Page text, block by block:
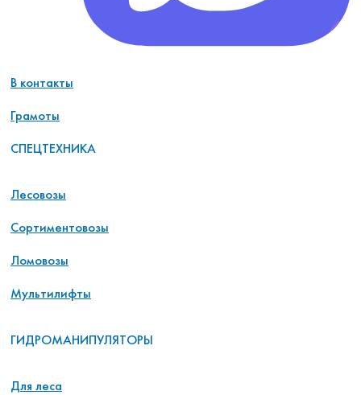
В контакты
Грамоты
СПЕЦТЕХНИКА
Лесовозы
Сортиментовозы
Ломовозы
Мультилифты
ГИДРОМАНИПУЛЯТОРЫ
Для леса